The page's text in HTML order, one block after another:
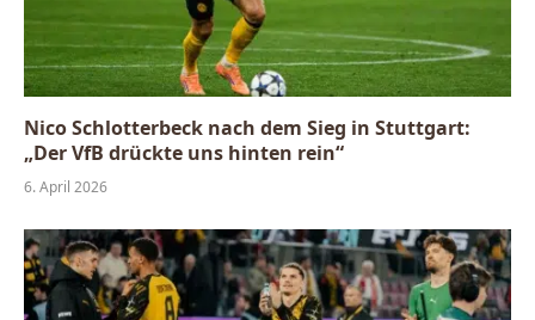
Nico Schlotterbeck nach dem Sieg in Stuttgart:
„Der VfB drückte uns hinten rein“
6. April 2026